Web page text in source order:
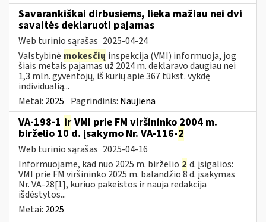
Savarankiškai dirbusiems, lieka mažiau nei dvi
savaitės deklaruoti pajamas
Web turinio sąrašas 2025-04-24
Valstybinė mokesčių inspekcija (VMI) informuoja, jog
šiais metais pajamas už 2024 m. deklaravo daugiau nei
1,3 mln. gyventojų, iš kurių apie 367 tūkst. vykdę
individualią...
Metai: 2025 Pagrindinis: Naujiena
VA-198-1 ir VMI prie FM viršininko 2004 m.
birželio 10 d. įsakymo Nr. VA-116-2
Web turinio sąrašas 2025-04-16
Informuojame, kad nuo 2025 m. birželio 2 d. įsigalios:
VMI prie FM viršininko 2025 m. balandžio 8 d. įsakymas
Nr. VA-28[1], kuriuo pakeistos ir nauja redakcija
išdėstytos...
Metai: 2025